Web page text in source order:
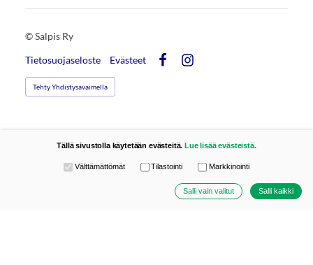
©Salpis Ry
Tietosuojaseloste
Evästeet
Tehty Yhdistysavaimella
Tällä sivustolla käytetään evästeitä.Lue lisää evästeistä.
Valitse käytettävät evästeet
Välttämättömät Tilastointi Markkinointi
Salli vain valitut Salli kaikki